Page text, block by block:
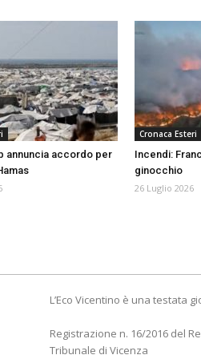
annuncia accordo per
Cronaca Esteri
Incendi:
ginocchio
26 Luglio 2026
L’Eco Vicentino è una testata
Registrazione n. 16/2016 del
Tribunale di Vicenza